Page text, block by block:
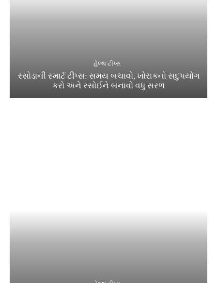
હેલ્થ ટીપ્સ
રસોડાની સ્માર્ટ ટીપ્સ: સમય બચાવો, ખોરાકનો સદુપયોગ
કરો અને રસોઈને બનાવો વધુ સરળ